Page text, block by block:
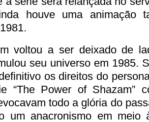
houve uma animação
voltou a ser deixado de
seu universo em 1985.
os direitos do
“The Power of Shazam”
todo a glória do
um anacronismo em